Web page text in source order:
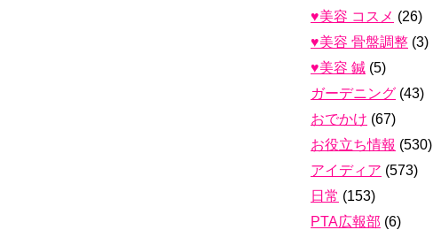
♥美容 コスメ (26)
♥美容 骨盤調整 (3)
♥美容 鍼 (5)
ガーデニング (43)
おでかけ (67)
お役立ち情報 (530)
アイディア (573)
日常 (153)
PTA広報部 (6)